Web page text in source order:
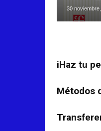
30
iHaz tu
Métodos